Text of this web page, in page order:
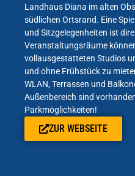
Landhaus Diana im alten
südlichen Ortsrand. Eine
und Sitzgelegenheiten ist
Veranstaltungsräume
vollausgestatteten Studios
und ohne Frühstück zu
WLAN, Terrassen und
Außenbereich sind
Parkmöglichkeiten!
ZUR WEBSEITE